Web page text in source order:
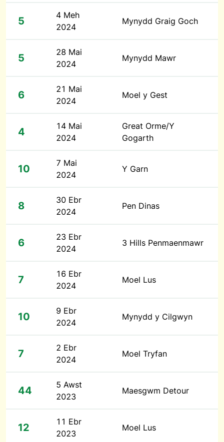
5
4 Meh
2024
Mynydd Graig Goch
5
28 Mai
2024
Mynydd Mawr
6
21 Mai
2024
Moel y Gest
4
14 Mai
2024
Great Orme/Y
Gogarth
10
7 Mai
2024
Y Garn
8
30 Ebr
2024
Pen Dinas
6
23 Ebr
2024
3 Hills Penmaenmawr
7
16 Ebr
2024
Moel Lus
10
9 Ebr
2024
Mynydd y Cilgwyn
7
2 Ebr
2024
Moel Tryfan
44
5 Awst
2023
Maesgwm Detour
12
11 Ebr
2023
Moel Lus